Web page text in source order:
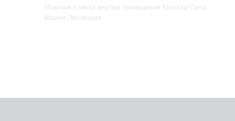
Монтаж стекла внутри помещения Москва-Сити,
башня Эволюция